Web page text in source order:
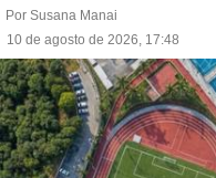
Por Susana Manai
10 de agosto de 2026, 17:48